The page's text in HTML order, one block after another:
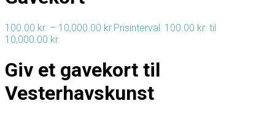
100.00 kr. – 10,000.00 kr. Prisinterval: 100.00 kr. til
10,000.00 kr.
Giv et gavekort til
Vesterhavskunst